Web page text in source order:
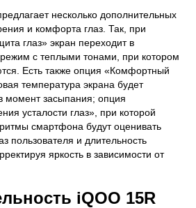
несколько дополнительных
и комфорта глаз. Так, при
глаз» экран переходит в
с теплыми тонами, при котором
Есть также опция «Комфортный
температура экрана будет
момент засыпания; опция
усталости глаз», при которой
смартфона будут оценивать
пользователя и длительность
яркость в зависимости от
iQOO 15R